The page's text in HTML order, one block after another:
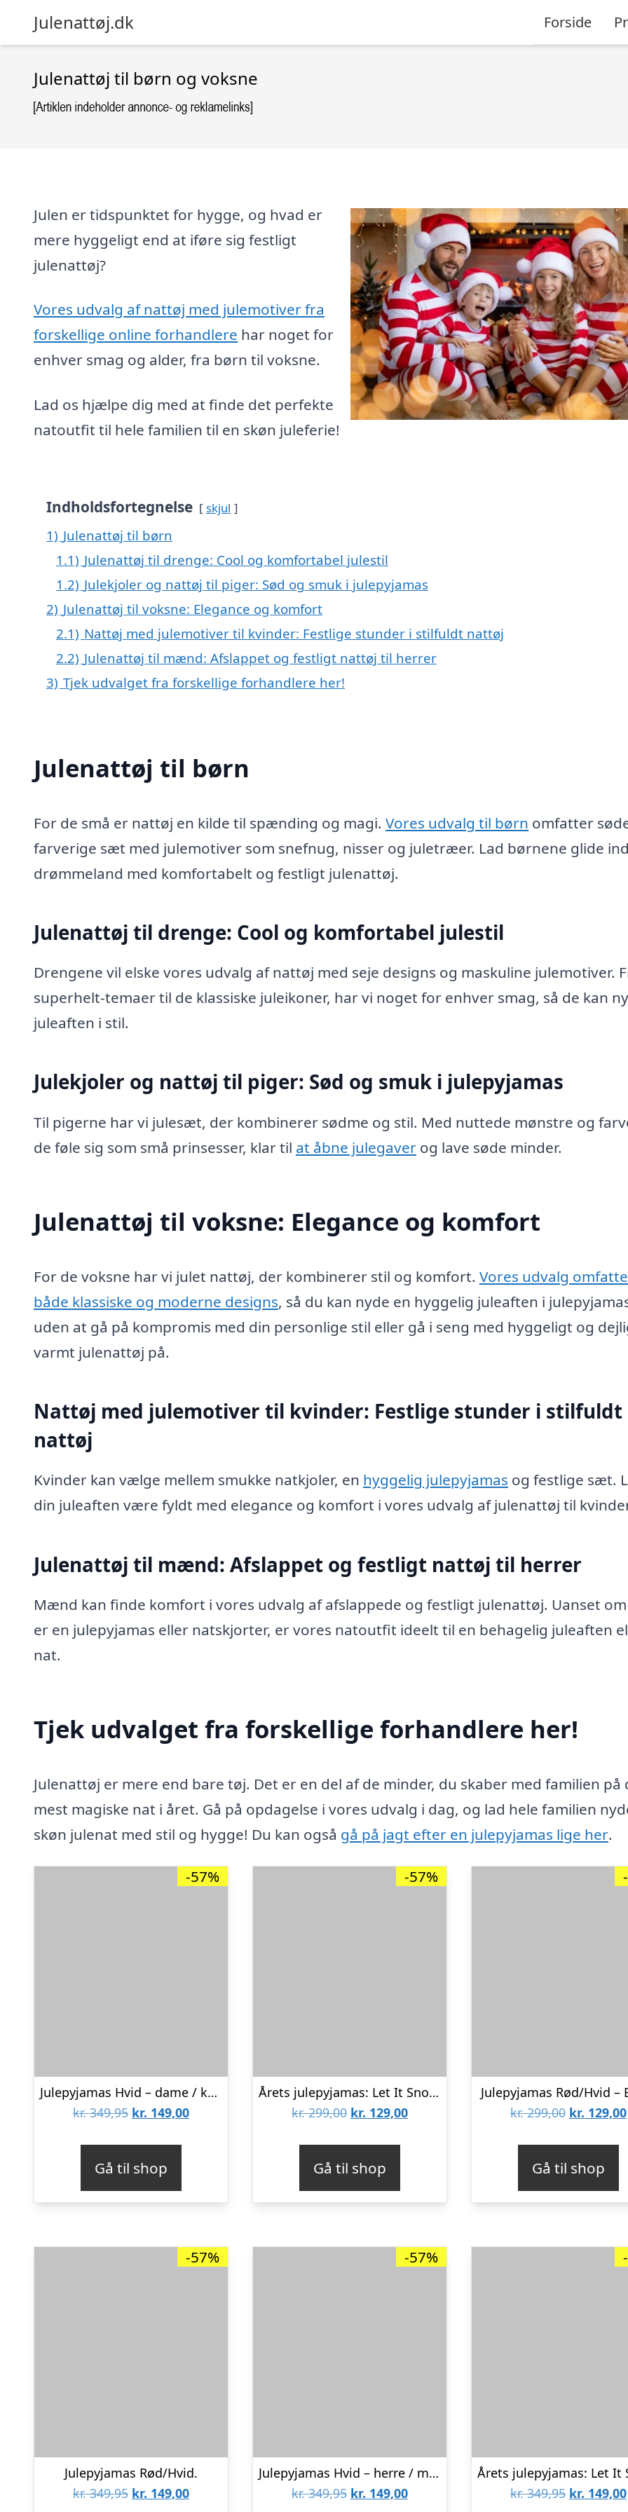
Julenattøj.dk Forside
Julenattøj til børn og voksne
Julen er tidspunktet for hygge, og hvad er
mere hyggeligt end at iføre sig festligt
julenattøj?
Vores udvalg af nattøj med julemotiver fra
forskellige online forhandlere har noget for
enhver smag og alder, fra børn til voksne.
Lad os hjælpe dig med at finde det perfekte
natoutfit til hele familien til en skøn juleferie!
Indholdsfortegnelse skjul
1) Julenattøj til børn
1.1) Julenattøj til drenge: Cool og komfortabel julestil
1.2) Julekjoler og nattøj til piger: Sød og smuk i julepyjamas
2) Julenattøj til voksne: Elegance og komfort
2.1) Nattøj med julemotiver til kvinder: Festlige stunder i stilfuldt nattøj
2.2) Julenattøj til mænd: Afslappet og festligt nattøj til herrer
3) Tjek udvalget fra forskellige forhandlere her!
Julenattøj til børn
For de små er nattøj en kilde til spænding og magi. Vores udvalg til børn omfatter
farverige sæt med julemotiver som snefnug, nisser og juletræer. Lad børnene glide
drømmeland med komfortabelt og festligt julenattøj.
Julenattøj til drenge: Cool og komfortabel julestil
Drengene vil elske vores udvalg af nattøj med seje designs og maskuline julemotiver.
superhelt-temaer til de klassiske juleikoner, har vi noget for enhver smag, så de kan
juleaften i stil.
Julekjoler og nattøj til piger: Sød og smuk i julepyjamas
Til pigerne har vi julesæt, der kombinerer sødme og stil. Med nuttede mønstre og
de føle sig som små prinsesser, klar til at åbne julegaver og lave søde minder.
Julenattøj til voksne: Elegance og komfort
For de voksne har vi julet nattøj, der kombinerer stil og komfort. Vores udvalg
både klassiske og moderne designs, så du kan nyde en hyggelig juleaften i
uden at gå på kompromis med din personlige stil eller gå i seng med hyggeligt og
varmt julenattøj på.
Nattøj med julemotiver til kvinder: Festlige stunder i stilfuldt
nattøj
Kvinder kan vælge mellem smukke natkjoler, en hyggelig julepyjamas og festlige sæt.
din juleaften være fyldt med elegance og komfort i vores udvalg af julenattøj til
Julenattøj til mænd: Afslappet og festligt nattøj til herrer
Mænd kan finde komfort i vores udvalg af afslappede og festligt julenattøj. Uanset
er en julepyjamas eller natskjorter, er vores natoutfit ideelt til en behagelig juleaften
nat.
Tjek udvalget fra forskellige forhandlere her!
Julenattøj er mere end bare tøj. Det er en del af de minder, du skaber med familien på
mest magiske nat i året. Gå på opdagelse i vores udvalg i dag, og lad hele familien
skøn julenat med stil og hygge! Du kan også gå på jagt efter en julepyjamas lige her.
-57%
Julepyjamas Hvid – dame / kvinder.
kr.349,95 Den
var:
kr. 349,95.
kr. 149,00Den
kr. 149,00.
Gå til shop
-57%
Årets julepyjamas: Let It Snow Pyjamas – Børn.
kr.299,00 Den
var:
kr. 299,00.
kr. 129,00Den
kr. 129,00.
Gå til shop
Julepyjamas Rød/Hvid –
kr.299,00 Den
var:
kr. 299,00.
kr. 129,00
Gå til shop
-57%
Julepyjamas Rød/Hvid.
kr.349,95 Den
kr. 149,00Den
-57%
Julepyjamas Hvid – herre / mænd.
kr.349,95 Den
kr. 149,00Den
kr.349,95 Den
kr. 149,00